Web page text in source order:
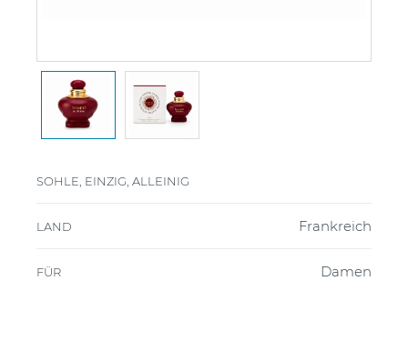
SOHLE, EINZIG, ALLEINIG
LAND Frankreich
FÜR Damen